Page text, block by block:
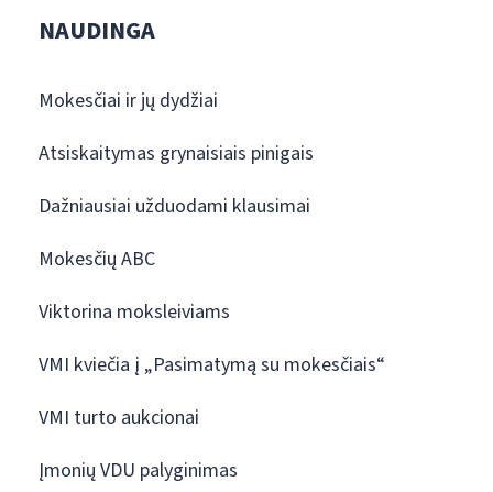
NAUDINGA
Mokesčiai ir jų dydžiai
Atsiskaitymas grynaisiais pinigais
Dažniausiai užduodami klausimai
Mokesčių ABC
Viktorina moksleiviams
VMI kviečia į „Pasimatymą su mokesčiais“
VMI turto aukcionai
Įmonių VDU palyginimas